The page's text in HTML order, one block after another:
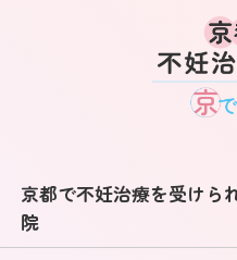
京都で不妊治療を受けら
院